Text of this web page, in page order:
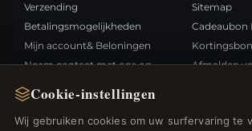
Cookie-instellingen
Wij gebruiken cookies om uw surfervaring te
Verzending
Betalingsmogelijkheden
Mijn account& Beloningen
Neem contact met ons op
Sitemap
Cadeaubon
Afmelden